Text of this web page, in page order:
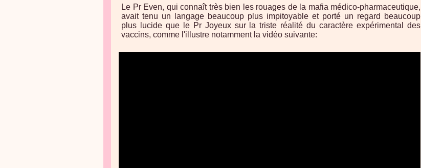
Le Pr Even, qui connaît très bien les rouages de la mafia médico-pharmaceutique,
avait tenu un langage beaucoup plus impitoyable et porté un regard beaucoup
plus lucide que le Pr Joyeux sur la triste réalité du caractère expérimental des
vaccins, comme l'illustre notamment la vidéo suivante: